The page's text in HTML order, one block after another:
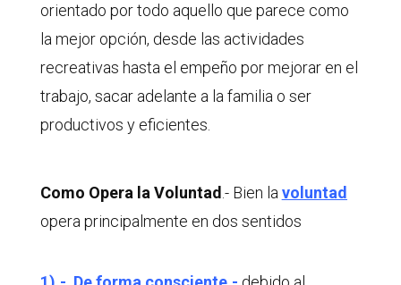
orientado por todo aquello que parece como
la mejor opción, desde las actividades
recreativas hasta el empeño por mejorar en el
trabajo, sacar adelante a la familia o ser
productivos y eficientes.
Como Opera la Voluntad .- Bien la voluntad
opera principalmente en dos sentidos